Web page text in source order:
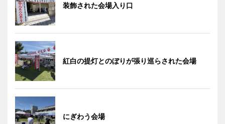
装飾された会場入り口
紅白の提灯とのぼりが張り巡らされた会場
にぎわう会場